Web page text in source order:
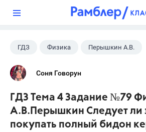
ГДЗ Физика Перышкин А.В.
7 класс
Соня Говорун
ГДЗ Тема 4 Задание №79
А.В.Перышкин Следует ли
покупать полный бидон